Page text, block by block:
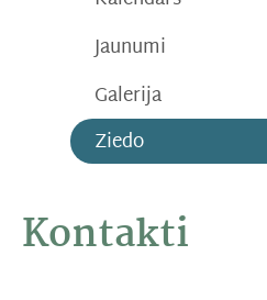
Jaunumi
Galerija
Ziedo
Kontakti